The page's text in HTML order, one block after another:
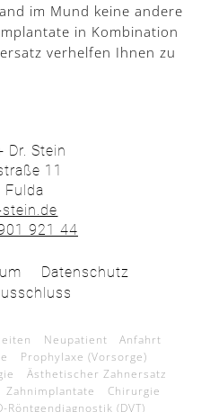
im Mund keine andere
in Kombination
verhelfen Ihnen zu
Dr. Stein
11
Fulda
921 44
Datenschutz
Neupatient
Anfahrt
Prophylaxe (Vorsorge)
Ästhetischer Zahnersatz
Zahnimplantate
Chirurgie
Röntgendiagnostik (DVT)